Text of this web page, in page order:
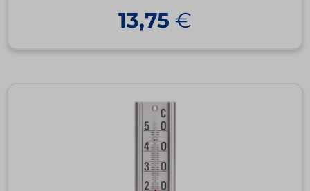
13,75 €